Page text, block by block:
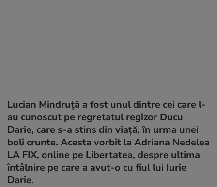
Lucian Mîndruță a fost unul dintre cei care l-
au cunoscut pe regretatul regizor Ducu
Darie, care s-a stins din viață, în urma unei
boli crunte. Acesta vorbit la Adriana Nedelea
LA FIX, online pe Libertatea, despre ultima
întâlnire pe care a avut-o cu fiul lui Iurie
Darie.